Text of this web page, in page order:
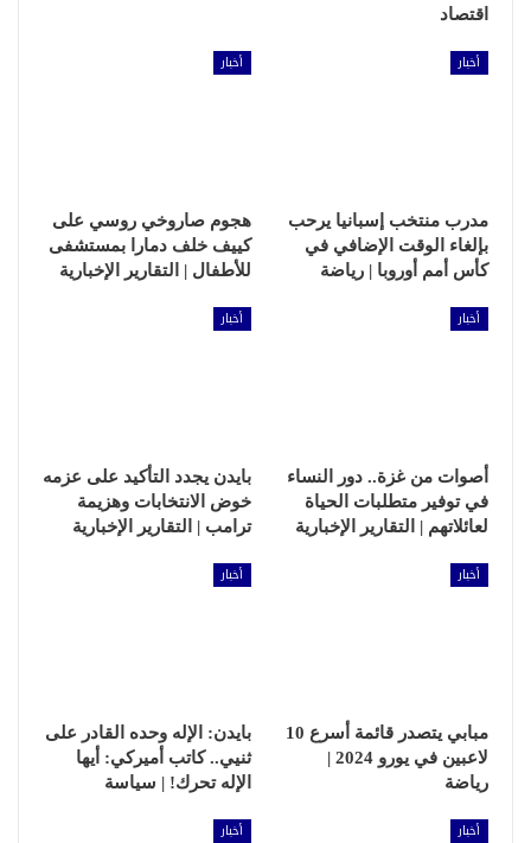
اقتصاد
أخبار
مدرب منتخب إسبانيا يرحب
بإلغاء الوقت الإضافي في
كأس أمم أوروبا | رياضة
أخبار
هجوم صاروخي روسي على
كييف خلف دمارا بمستشفى
للأطفال | التقارير الإخبارية
أخبار
أصوات من غزة.. دور النساء
في توفير متطلبات الحياة
لعائلاتهم | التقارير الإخبارية
أخبار
بايدن يجدد التأكيد على عزمه
خوض الانتخابات وهزيمة
ترامب | التقارير الإخبارية
أخبار
مبابي يتصدر قائمة أسرع 10
لاعبين في يورو 2024 |
رياضة
أخبار
بايدن: الإله وحده القادر على
ثنيي.. كاتب أميركي: أيها
الإله تحرك! | سياسة
أخبار أخبار